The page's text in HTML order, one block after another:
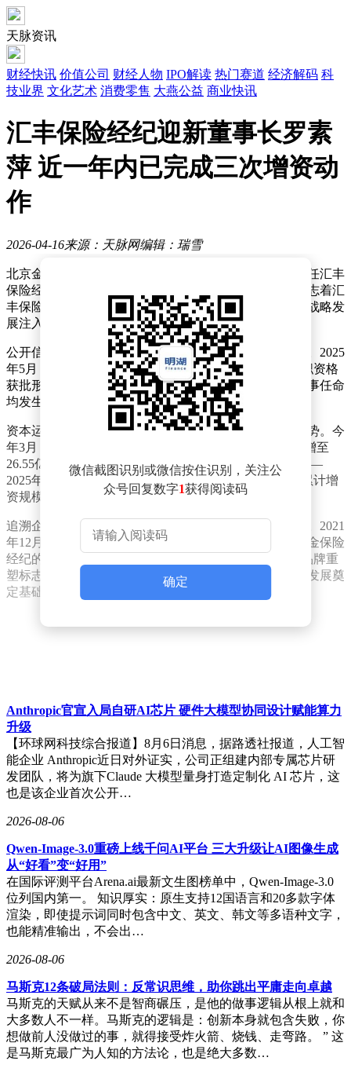
天脉资讯
财经快讯 价值公司 财经人物 IPO解读 热门赛道 经济解码 科
技业界 文化艺术 消费零售 大燕公益 商业快讯
汇丰保险经纪迎新董事长罗素
萍 近一年内已完成三次增资动
作
2026-04-16来源：天脉网编辑：瑞雪
北京金融监管局近日发布任职批复，正式核准罗素萍担任汇丰
保险经纪有限公司董事长的任职资格。这一人事变动标志着汇
丰保险经纪在管理层调整方面迈出重要一步，为公司的战略发
展注入新动力。
公开信息显示，汇丰保险经纪近年来高层人事变动频繁。2025
年5月，陆文颖获准出任公司总经理，与此次董事长任职资格
获批形成管理层新格局。值得注意的是，这两项关键人事任命
均发生在公司资本实力显著增强的背景下。
资本运作方面，汇丰保险经纪在2025年展现强劲扩张态势。今
年3月，公司完成工商变更登记，注册资本从25.17亿元增至
26.55亿元。这已是该公司近一年来的第三次增资行动——
2025年5月和8月分别追加2.52亿元和2.87亿元资本金，累计增
资规模达8.26亿元。
追溯企业历史沿革，汇丰保险经纪的品牌更迭颇具看点。2021
年12月，安达理财（亚洲）有限公司完成对北京方和万金保险
经纪的全资收购，次年6月正式更名为现用名称。此次品牌重
塑标志着公司正式纳入汇丰集团金融版图，为后续业务发展奠
定基础。
微信截图识别或微信按住识别，关注公
众号回复数字1获得阅读码
确定
Anthropic官宣入局自研AI芯片 硬件大模型协同设计赋能算力
升级
【环球网科技综合报道】8月6日消息，据路透社报道，人工智
能企业 Anthropic近日对外证实，公司正组建内部专属芯片研
发团队，将为旗下Claude 大模型量身打造定制化 AI 芯片，这
也是该企业首次公开…
2026-08-06
Qwen-Image-3.0重磅上线千问AI平台 三大升级让AI图像生成
从“好看”变“好用”
在国际评测平台Arena.ai最新文生图榜单中，Qwen-Image-3.0
位列国内第一。 知识厚实：原生支持12国语言和20多款字体
渲染，即使提示词同时包含中文、英文、韩文等多语种文字，
也能精准输出，不会出…
2026-08-06
马斯克12条破局法则：反常识思维，助你跳出平庸走向卓越
马斯克的天赋从来不是智商碾压，是他的做事逻辑从根上就和
大多数人不一样。马斯克的逻辑是：创新本身就包含失败，你
想做前人没做过的事，就得接受炸火箭、烧钱、走弯路。 ” 这
是马斯克最广为人知的方法论，也是绝大多数…